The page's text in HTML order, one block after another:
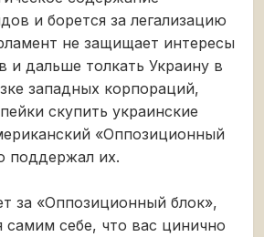
и борется за легализацию
не защищает интересы
и дальше толкать Украину в
западных корпораций,
скупить украинские
«Оппозиционный
поддержал их.
за «Оппозиционный блок»,
самим себе, что вас цинично